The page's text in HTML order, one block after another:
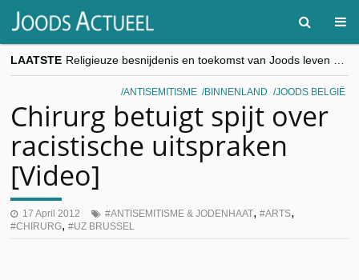
LAATSTE
“Besnijdenisdebat toont hoe moeilijk seculiere Westen minderheden begrijpt”, Jinnih Beels (Vooruit)
CITYTRIP | ROEMENIË – Boekarest: de verrassing van Oost-Europa
ANTISEMITISME BINNENLAND JOODS BELGIË
Chirurg betuigt spijt over
racistische uitspraken
[Video]
17 April 2012 ANTISEMITISME & JODENHAAT, ARTS,
CHIRURG, UZ BRUSSEL